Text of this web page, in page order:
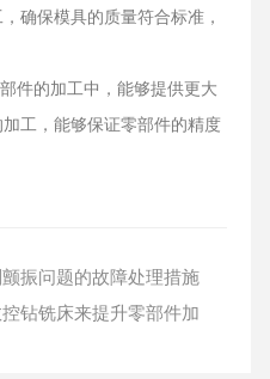
确保模具的质量符合标准，
的加工中，能够提供更大
工，能够保证零部件的精度
振问题的故障处理措施
钻铣床来提升零部件加